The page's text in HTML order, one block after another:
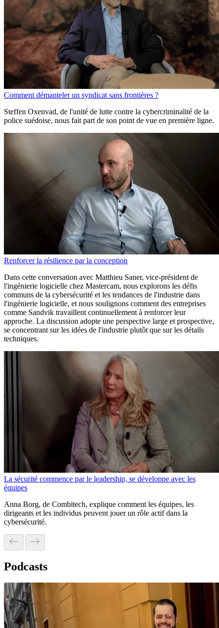
Comment démanteler un syndicat sans frontières ?
Steffen Oxenvad, de l'unité de lutte contre la cybercriminalité de la
police suédoise, nous fait part de son point de vue en première ligne.
Renforcer la résilience par la conception
Dans cette conversation avec Matthieu Saner, vice-président de
l'ingénierie logicielle chez Mastercam, nous explorons les défis
communs de la cybersécurité et les tendances de l'industrie dans
l'ingénierie logicielle, et nous soulignons comment des entreprises
comme Sandvik travaillent continuellement à renforcer leur
approche. La discussion adopte une perspective large et prospective,
se concentrant sur les idées de l'industrie plutôt que sur les détails
techniques.
La sécurité commence par le leadership, se développe avec les
équipes
Anna Borg, de Combitech, explique comment les équipes, les
dirigeants et les individus peuvent jouer un rôle actif dans la
cybersécurité.
Podcasts